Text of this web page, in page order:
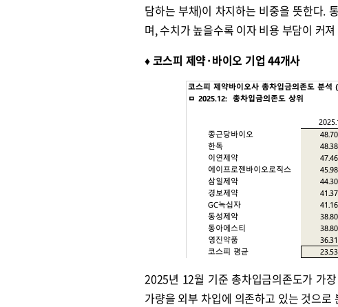
담하는 부채)이 차지하는 비중을 뜻한다.
며, 수치가 높을수록 이자 비용 부담이 커
♦︎ 코스피 제약·바이오 기업 44개사
2025년 12월 기준 총차입금의존도가 가
가량을 외부 차입에 의존하고 있는 것으